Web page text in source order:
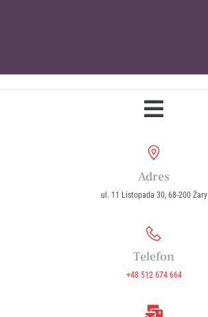
Adres
ul. 11 Listopada 30, 68-200 Żary
Telefon
+48 512 674 664